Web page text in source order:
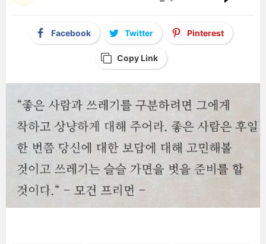
Facebook Twitter Pinterest
Copy Link